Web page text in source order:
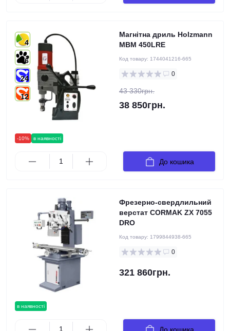
-10% в наявності
4
6
24
12
Магнітна дриль Holzmann
MBM 450LRE
Код товару: 1744041216-665
0
43 330грн.
38 850грн.
До кошика
в наявності
Фрезерно-свердлильний
верстат CORMAK ZX 7055
DRO
Код товару: 1799844938-665
0
321 860грн.
До кошика